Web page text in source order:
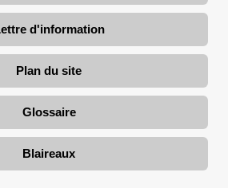
d'information
Plan du site
Glossaire
Blaireaux